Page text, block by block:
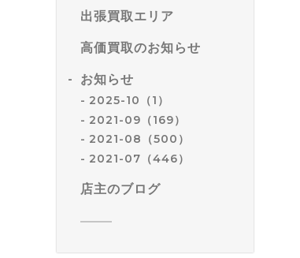
出張買取エリア
高価買取のお知らせ
お知らせ
2025-10（1）
2021-09（169）
2021-08（500）
2021-07（446）
店主のブログ